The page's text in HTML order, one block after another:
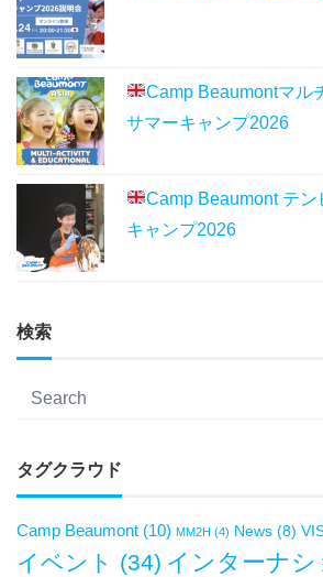
Camp Beaumontマル
サマーキャンプ2026
Camp Beaumont テ
キャンプ2026
検索
タグクラウド
Camp Beaumont (10) MM2H (4) News (8)
イベント (34) インターナ